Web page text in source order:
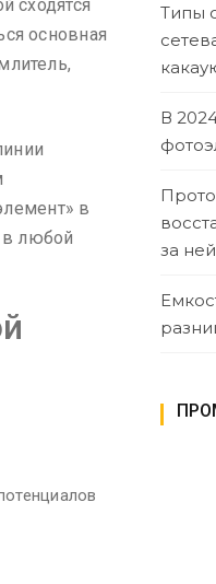
сходятся
основная
в
в любой
Типы
В
за